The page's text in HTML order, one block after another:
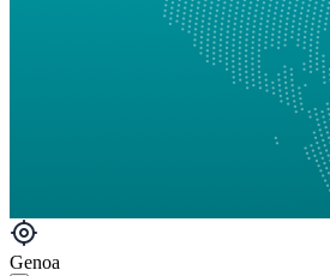
Genoa